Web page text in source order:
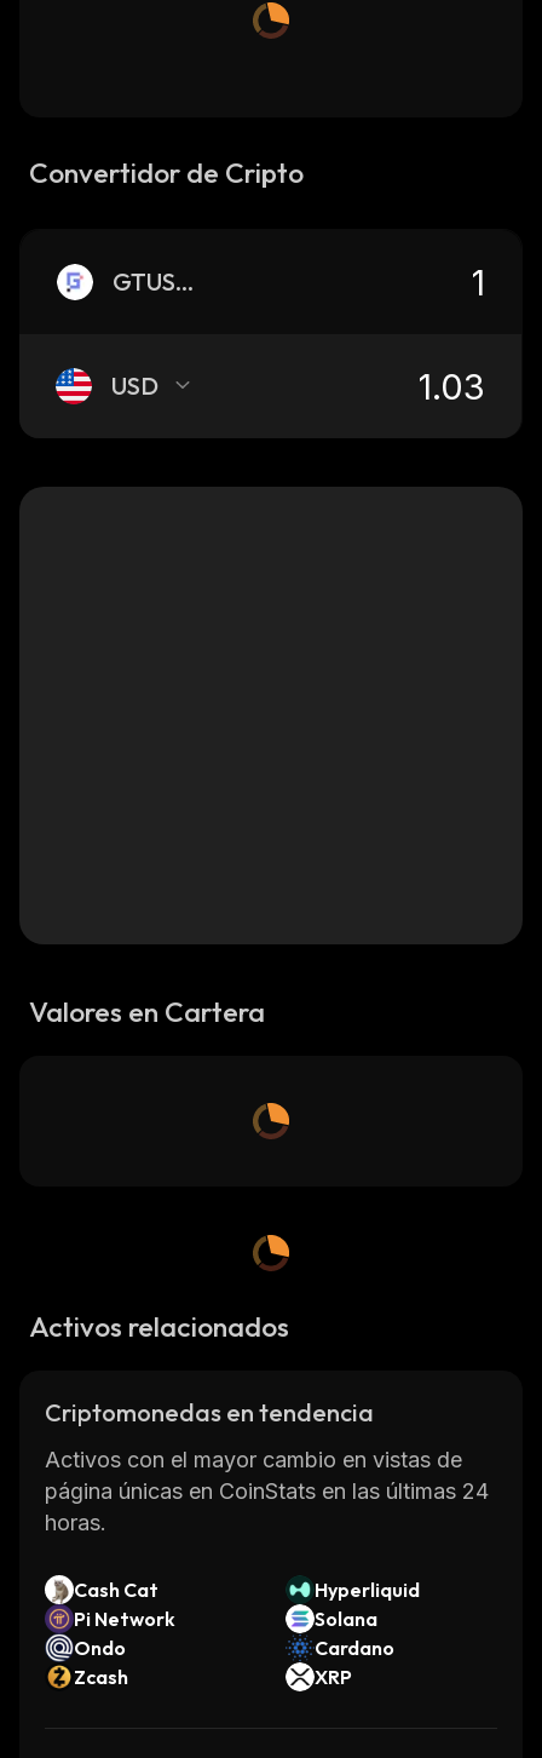
Convertidor de Cripto
GTUSDCP
USD
Valores en Cartera
Activos relacionados
Criptomonedas en tendencia
Activos con el mayor cambio en vistas de
página únicas en CoinStats en las últimas 24
horas.
Cash Cat
Hyperliquid
Pi Network
Solana
Ondo
Cardano
Zcash
XRP